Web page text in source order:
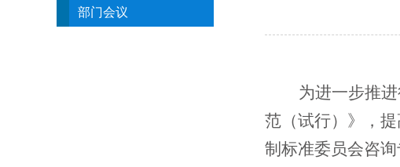
部门会议
为进一步推
范（试行）》，
制标准委员会咨